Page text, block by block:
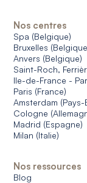
Nos centres
Spa (Belgique)
Bruxelles
Anvers (Belgique)
Saint-Roch,
Ile-de-France -
Paris (France)
Amsterdam (Pays-
Cologne
Madrid (Espagne)
Milan (Italie)
Nos ressources
Blog